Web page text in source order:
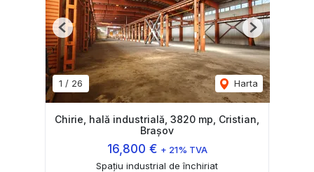
1 / 26 Harta
Previous Next
Chirie, hală industrială, 3820 mp, Cristian,
Brașov
16,800 € + 21% TVA
Spațiu industrial de închiriat